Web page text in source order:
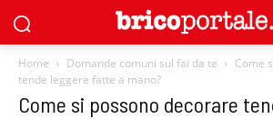
Home Domande comuni sul fai da te
Come
tende leggere fatte a mano?
Come si possono decorare